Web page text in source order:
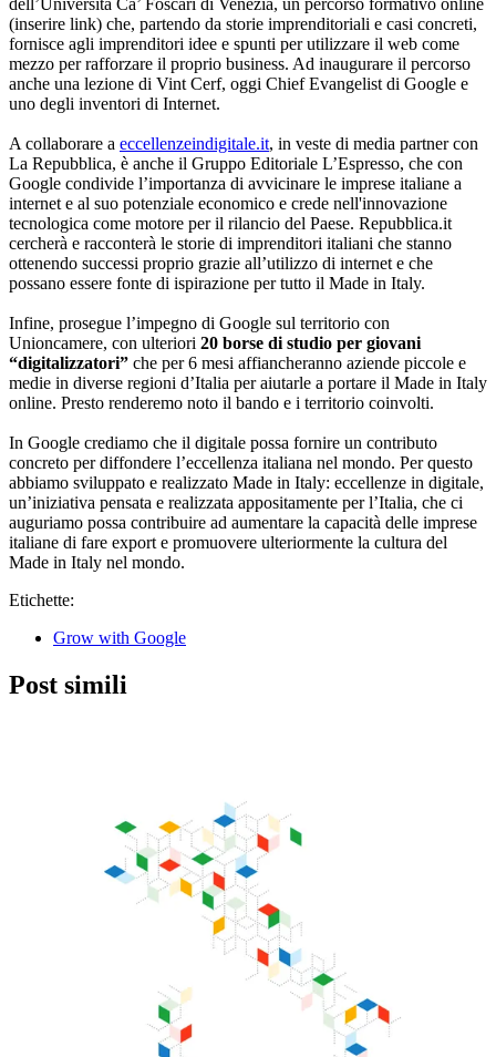
dell’Università Ca’ Foscari di Venezia, un percorso formativo online
(inserire link) che, partendo da storie imprenditoriali e casi concreti,
fornisce agli imprenditori idee e spunti per utilizzare il web come
mezzo per rafforzare il proprio business. Ad inaugurare il percorso
anche una lezione di Vint Cerf, oggi Chief Evangelist di Google e
uno degli inventori di Internet.
A collaborare a eccellenzeindigitale.it, in veste di media partner con
La Repubblica, è anche il Gruppo Editoriale L’Espresso, che con
Google condivide l’importanza di avvicinare le imprese italiane a
internet e al suo potenziale economico e crede nell'innovazione
tecnologica come motore per il rilancio del Paese. Repubblica.it
cercherà e racconterà le storie di imprenditori italiani che stanno
ottenendo successi proprio grazie all’utilizzo di internet e che
possano essere fonte di ispirazione per tutto il Made in Italy.
Infine, prosegue l’impegno di Google sul territorio con
Unioncamere, con ulteriori 20 borse di studio per giovani
“digitalizzatori” che per 6 mesi affiancheranno aziende piccole e
medie in diverse regioni d’Italia per aiutarle a portare il Made in Italy
online. Presto renderemo noto il bando e i territorio coinvolti.
In Google crediamo che il digitale possa fornire un contributo
concreto per diffondere l’eccellenza italiana nel mondo. Per questo
abbiamo sviluppato e realizzato Made in Italy: eccellenze in digitale,
un’iniziativa pensata e realizzata appositamente per l’Italia, che ci
auguriamo possa contribuire ad aumentare la capacità delle imprese
italiane di fare export e promuovere ulteriormente la cultura del
Made in Italy nel mondo.
Etichette:
Grow with Google
Post simili